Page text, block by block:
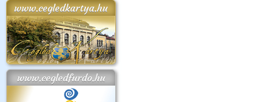
www.cegledkartya.hu
www.cegledfurdo.hu